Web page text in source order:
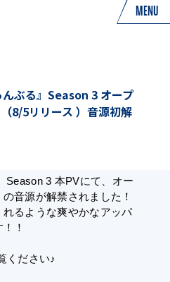
MENU
ぶる』Season 3 オープ
8/5リリース ）音源初解
Season 3 本PVにて、 オー
音源が解禁されました！
るような爽やかなアッパ
！
ください♪